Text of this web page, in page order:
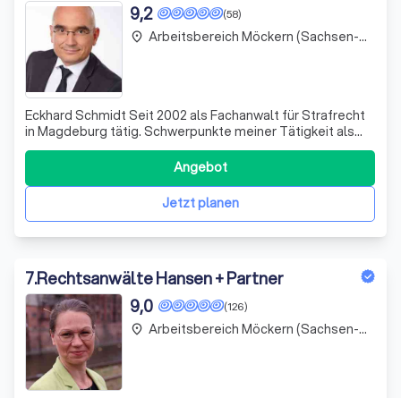
(58)
9,2
Eckhard Schmidt Seit 2002 als Fachanwalt für Strafrecht
in Magdeburg tätig. Schwerpunkte meiner Tätigkeit als
Strafverteidiger sind die Verteidigung: in
Betäubungsmittelstrafsachen im Jugendstrafrecht im
Wirtschaftsstrafrecht im
Jetzt planen
Angebot
place Arbeitsbereich Möckern (Sachsen-Anhalt)
7.Rechtsanwälte Hansen + Partner
(126)
9,0
place Arbeitsbereich Möckern (Sachsen-Anhalt)